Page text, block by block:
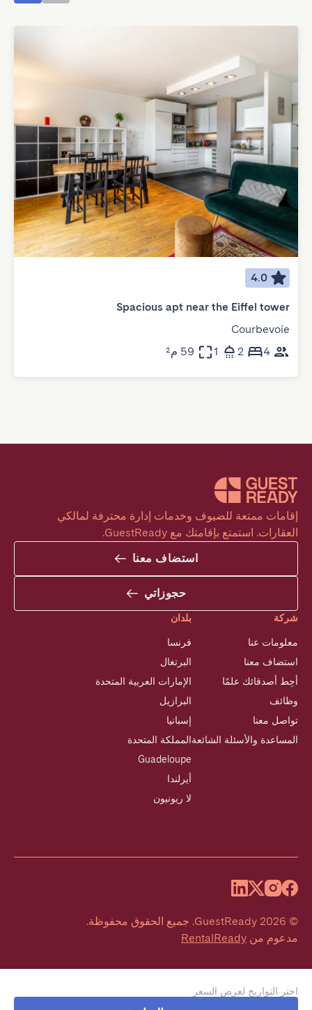
اختر التواريخ لعرض السعر
4.0
Spacious apt near the Eiffel tower
Courbevoie
4
2
1 59 م²
العقارات. استمتع بإقامتك مع GuestReady.
استضاف معنا
حجوزاتي
شركة
معلومات عنا
استضاف معنا
أحِط أصدقائك علمًا
وظائف
تواصل معنا
المساعدة والأسئلة الشائعة
بلدان
فرنسا
البرتغال
الإمارات العربية المتحدة
البرازيل
إسبانيا
المملكة المتحدة
Guadeloupe
أيرلندا
لا ريونيون
©
2026
GuestReady
. جميع الحقوق محفوظة.
مدعوم من RentalReady